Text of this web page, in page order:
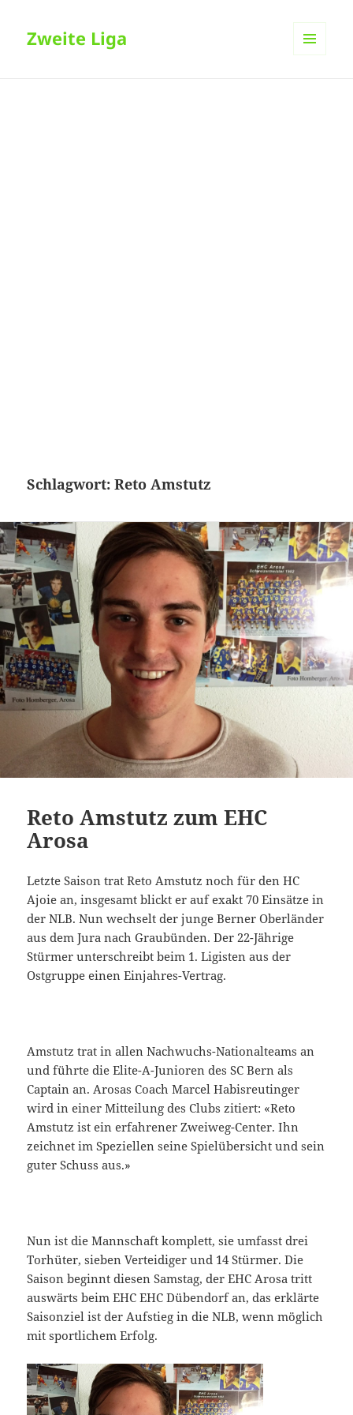
Zweite Liga
Schlagwort:Reto Amstutz
Reto Amstutz zum EHC
Arosa
Letzte Saison trat Reto Amstutz noch für den HC
Ajoie an, insgesamt blickt er auf exakt 70 Einsätze in
der NLB. Nun wechselt der junge Berner Oberländer
aus dem Jura nach Graubünden. Der 22-Jährige
Stürmer unterschreibt beim 1. Ligisten aus der
Ostgruppe einen Einjahres-Vertrag.
Amstutz trat in allen Nachwuchs-Nationalteams an
und führte die Elite-A-Junioren des SC Bern als
Captain an. Arosas Coach Marcel Habisreutinger
wird in einer Mitteilung des Clubs zitiert: «Reto
Amstutz ist ein erfahrener Zweiweg-Center. Ihn
zeichnet im Speziellen seine Spielübersicht und sein
guter Schuss aus.»
Nun ist die Mannschaft komplett, sie umfasst drei
Torhüter, sieben Verteidiger und 14 Stürmer. Die
Saison beginnt diesen Samstag, der EHC Arosa tritt
auswärts beim EHC EHC Dübendorf an, das erklärte
Saisonziel ist der Aufstieg in die NLB, wenn möglich
mit sportlichem Erfolg.